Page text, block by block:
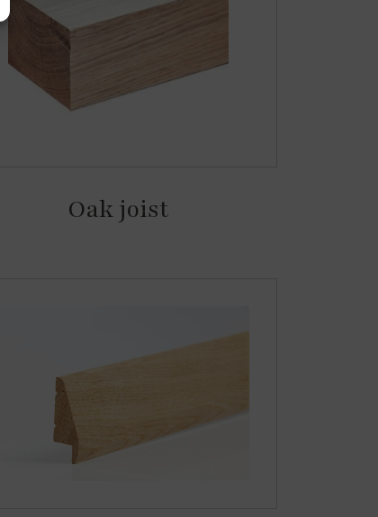
Oak joist